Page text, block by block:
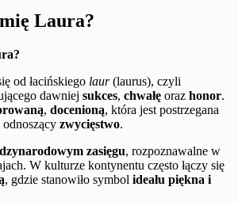
Laura?
od łacińskiego laur(laurus), czyli
dawniej sukces, chwałę oraz honor.
, docenioną, która jest postrzegana
zwycięstwo.
zasięgu, rozpoznawalne w
W kulturze kontynentu często łączy się
, gdzie stanowiło symbol ideału piękna i